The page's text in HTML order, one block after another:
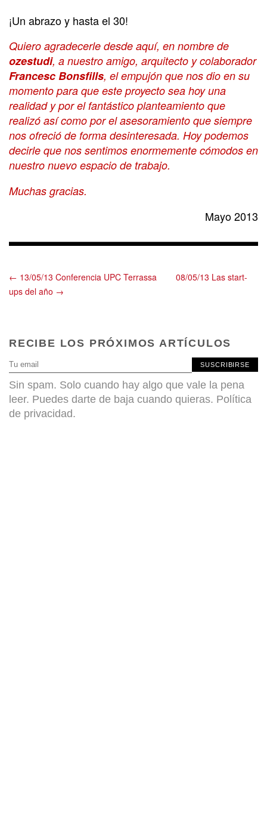
¡Un abrazo y hasta el 30!
Quiero agradecerle desde aquí, en nombre de
ozestudi, a nuestro amigo, arquitecto y colaborador
Francesc Bonsfills, el empujón que nos dio en su
momento para que este proyecto sea hoy una
realidad y por el fantástico planteamiento que
realizó así como por el asesoramiento que siempre
nos ofreció de forma desinteresada. Hoy podemos
decirle que nos sentimos enormemente cómodos en
nuestro nuevo espacio de trabajo.
Muchas gracias.
Mayo 2013
← 13/05/13 Conferencia UPC Terrassa
08/05/13 Las start-
ups del año →
RECIBE LOS PRÓXIMOS ARTÍCULOS
SUSCRIBIRSE
Sin spam. Solo cuando hay algo que vale la pena
leer. Puedes darte de baja cuando quieras. Política
de privacidad.